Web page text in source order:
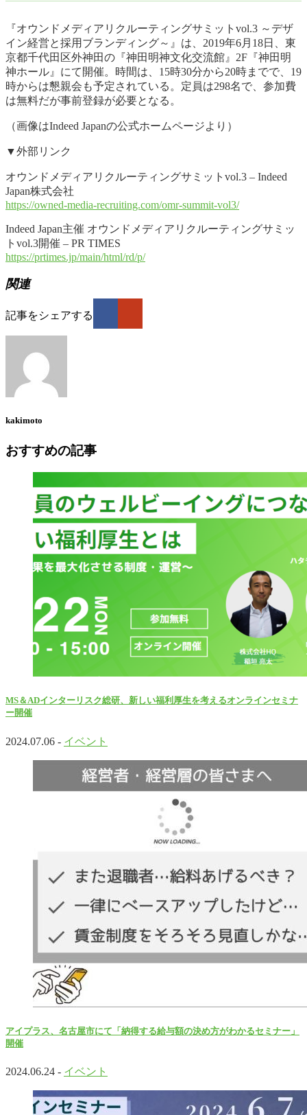
『オウンドメディアリクルーティングサミットvol.3 ～デザ
イン経営と採用ブランディング～』は、2019年6月18日、東
京都千代田区外神田の『神田明神文化交流館』2F『神田明
神ホール』にて開催。時間は、15時30分から20時までで、19
時からは懇親会も予定されている。定員は298名で、参加費
は無料だが事前登録が必要となる。
（画像はIndeed Japanの公式ホームページより）
▼外部リンク
オウンドメディアリクルーティングサミットvol.3 – Indeed
Japan株式会社
https://owned-media-recruiting.com/omr-summit-vol3/
Indeed Japan主催 オウンドメディアリクルーティングサミッ
トvol.3開催 – PR TIMES
https://prtimes.jp/main/html/rd/p/
関連
記事をシェアする
kakimoto
おすすめの記事
MS＆ADインターリスク総研、新しい福利厚生を考えるオンラインセミナ
ー開催
2024.07.06 - イベント
アイプラス、名古屋市にて「納得する給与額の決め方がわかるセミナー」
開催
2024.06.24 - イベント